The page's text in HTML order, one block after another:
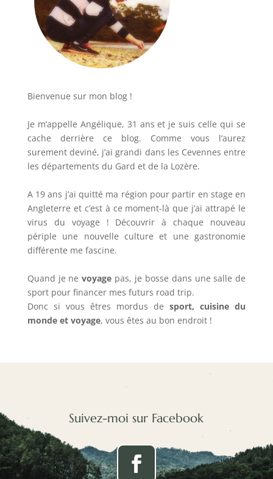
Bienvenue sur mon blog !
Je m’appelle Angélique, 31 ans et je suis celle qui se
cache derrière ce blog. Comme vous l’aurez
surement deviné, j’ai grandi dans les Cevennes entre
les départements du Gard et de la Lozère.
A 19 ans j’ai quitté ma région pour partir en stage en
Angleterre et c’est à ce moment-là que j’ai attrapé le
virus du voyage ! Découvrir à chaque nouveau
périple une nouvelle culture et une gastronomie
différente me fascine.
Quand je nevoyage pas, je bosse dans une salle de
sport pour financer mes futurs road trip.
Donc si vous êtres mordus desport, cuisine du
monde et voyage, vous êtes au bon endroit !
Suivez-moi sur Facebook